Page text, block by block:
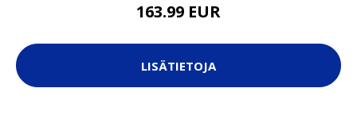
163.99 EUR
LISÄTIETOJA